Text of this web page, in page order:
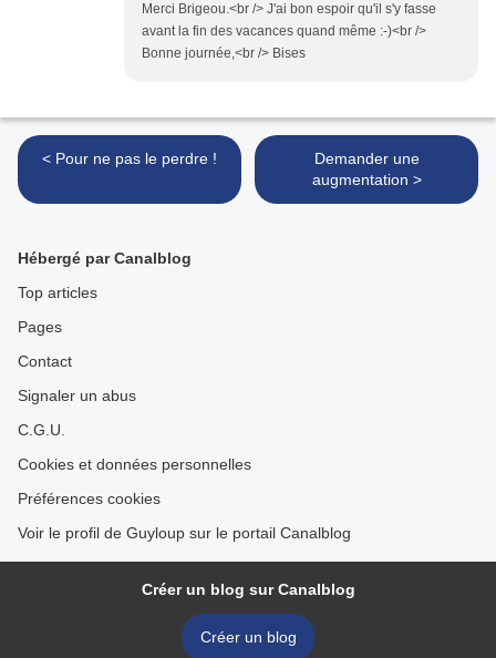
Merci Brigeou.<br /> J'ai bon espoir qu'il s'y fasse
avant la fin des vacances quand même :-)<br />
Bonne journée,<br /> Bises
< Pour ne pas le perdre !
Demander une
augmentation >
Hébergé par Canalblog
Top articles
Pages
Contact
Signaler un abus
C.G.U.
Cookies et données personnelles
Préférences cookies
Voir le profil de Guyloup sur le portail Canalblog
Créer un blog sur Canalblog
Créer un blog